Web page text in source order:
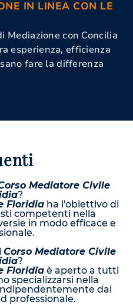
IN LINEA CON LE
Mediazione con Concilia
esperienza, efficienza
fare la differenza
Mediatore Civile
?
Floridia ha l'obiettivo di
competenti nella
in modo efficace e
Corso Mediatore Civile
?
Floridia è aperto a tutti
specializzarsi nella
dal
professionale.